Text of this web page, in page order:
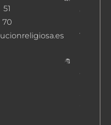
51
70
Juan
Gil